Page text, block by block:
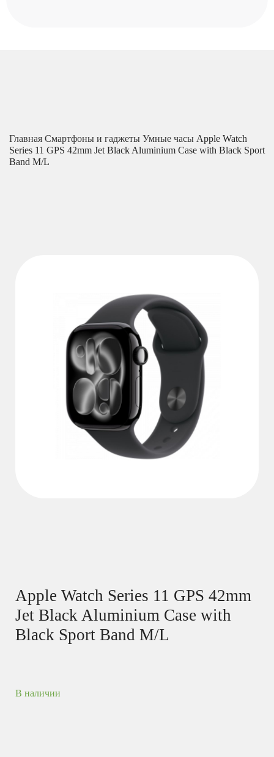
Главная Смартфоны и гаджеты Умные часы Apple Watch
Series 11 GPS 42mm Jet Black Aluminium Case with Black Sport
Band M/L
Apple Watch Series 11 GPS 42mm
Jet Black Aluminium Case with
Black Sport Band M/L
В наличии